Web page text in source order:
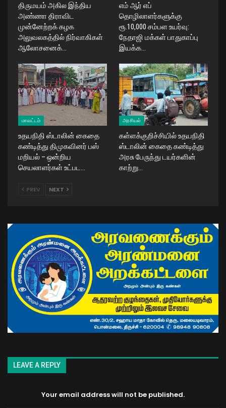
திருமயம் அகில இந்திய
அண்ணா திராவிட
முன்னேற்றக் கழக
அலுவலகத்தில் நிர்வாகிகள்
ஆலோசனைக்…
எம் ஆர் எப்
தொழிலாளர்களுக்கு
ரூ.10,000 சம்பள உயர்வு:
நேதாஜி மக்கள் பாதுகாப்பு
இயக்க…
மாவட்டம்
உதயநிதி ஸ்டாலின் கைதை
கண்டித்து திமுகவினர் பஸ்
மறியல் – ஒன்றிய
செயலாளர்கள் உட்பட…
அரசியல்
கள்ளக்குறிச்சியில் உதயநிதி
ஸ்டாலின் கைதை கண்டித்து
அரசு பேருந்து டயர்களின்
காற்று…
PREV NEXT
LEAVE A REPLY
Your email address will not be published.